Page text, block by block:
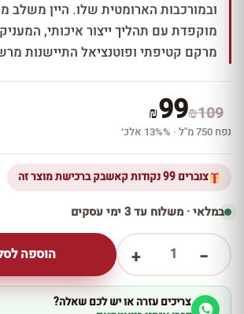
ובמורכבות הארומטית שלו. היין משלב
מוקפדת עם תהליך ייצור איכותי,
מרקם קטיפתי ופוטנציאל התיישנות
₪99₪109
נפח 750 מ''ל · 13%% אלכ׳
צוברים 99 נקודות קאשבק ברכישת מוצר זה
במלאי · משלוח עד 3 ימי עסקים
−
1
+ הוספה
צריכים עזרה או יש לכם שאלה?